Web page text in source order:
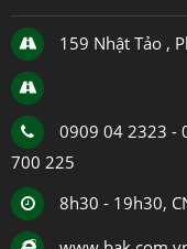
159 Nhật Tảo ,
0909 04 2323 -
700 225
8h30 - 19h30,